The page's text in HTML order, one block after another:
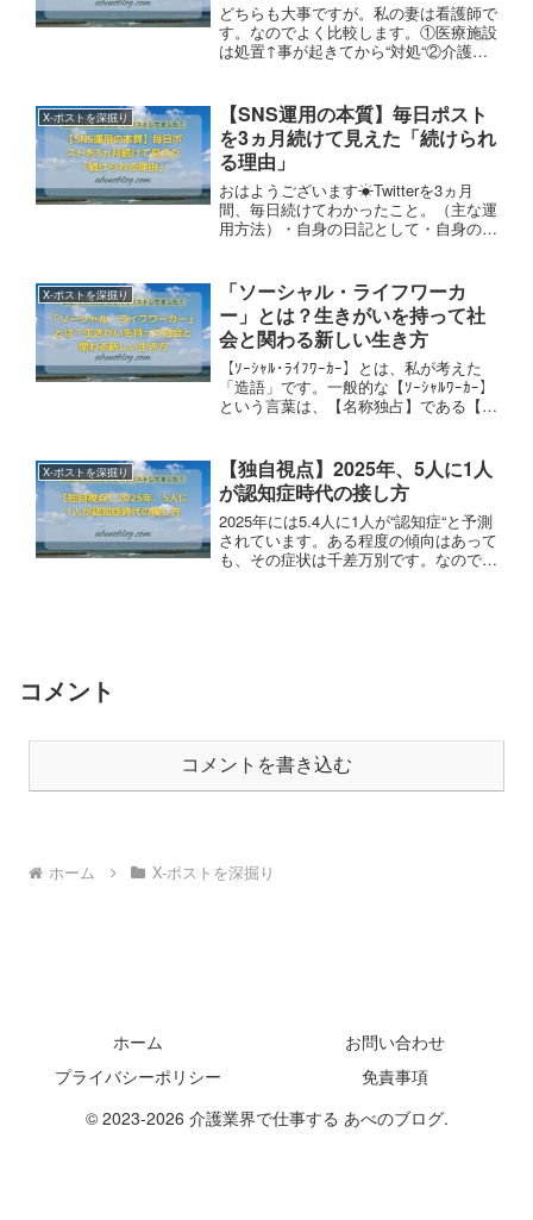
どちらも大事ですが。私の妻は看護師で
す。なのでよく比較します。①医療施設
は処置↑事が起きてから“対処“②介護施
的“として位置付けられてます。なので
私は仕事柄②の考え方で生活してます。
皆さんはどちらですか？
X-ポストを深掘り
【SNS運用の本質】毎日ポスト
を3ヵ月続けて見えた「続けられ
る理由」
おはようございます☀Twitterを3ヵ月
間、毎日続けてわかったこと。（主な運
用方法）・自身の日記として・自身の活
る・“人”と繋がれる・“応援”し合えるこ
れが毎日続けられる理由ですね👍では今
日も良い1日を
X-ポストを深掘り
「ソーシャル・ライフワーカ
ー」とは？生きがいを持って社
会と関わる新しい生き方
【ｿｰｼｬﾙ･ﾗｲﾌﾜｰｶｰ】とは、私が考えた
「造語」です。一般的な【ｿｰｼｬﾙﾜｰｶｰ】
という言葉は、【名称独占】である【社
がいを感じている人」を指す【ﾗｲﾌﾜｰｶ
ｰ】という言葉を合わせました。m(_
_)m
X-ポストを深掘り
【独自視点】2025年、5人に1人
が認知症時代の接し方
2025年には5.4人に1人が“認知症“と予測
されています。ある程度の傾向はあって
も、その症状は千差万別です。なので、
コメント
コメントを書き込む
ホーム X-ポストを深掘り
ホーム
お問い合わせ
プライバシーポリシー
免責事項
© 2023-2026 介護業界で仕事する あべのブログ.